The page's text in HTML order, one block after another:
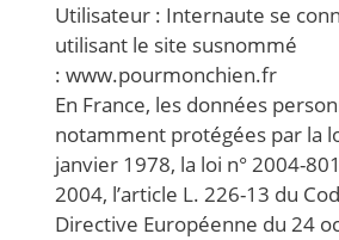
Utilisateur : Internaute se
utilisant le site susnommé
: www.pourmonchien.fr
En France, les données
notamment protégées par la
janvier 1978, la loi n° 2004-
2004, l’article L. 226-13 du
Directive Européenne du 24